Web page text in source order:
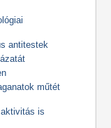
antitestek
műtét
is